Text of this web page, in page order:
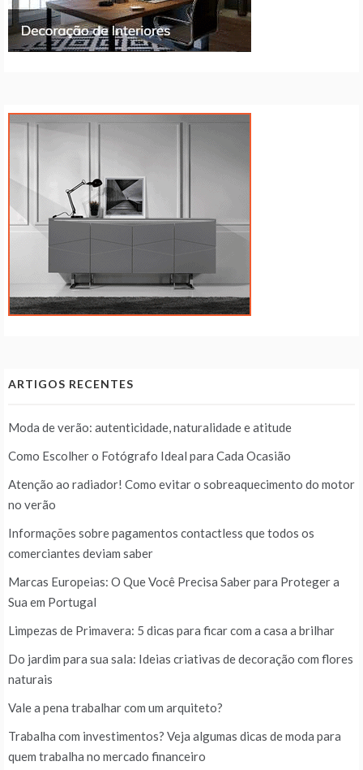
ARTIGOS RECENTES
Moda de verão: autenticidade, naturalidade e atitude
Como Escolher o Fotógrafo Ideal para Cada Ocasião
Atenção ao radiador! Como evitar o sobreaquecimento do motor
no verão
Informações sobre pagamentos contactless que todos os
comerciantes deviam saber
Marcas Europeias: O Que Você Precisa Saber para Proteger a
Sua em Portugal
Limpezas de Primavera: 5 dicas para ficar com a casa a brilhar
Do jardim para sua sala: Ideias criativas de decoração com flores
naturais
Vale a pena trabalhar com um arquiteto?
Trabalha com investimentos? Veja algumas dicas de moda para
quem trabalha no mercado financeiro